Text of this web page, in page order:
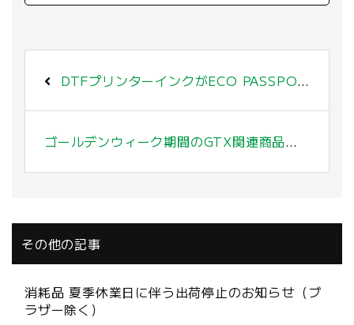
DTFプリンターインクがECO PASSPORT認証を取得しました。
ゴールデンウィーク期間のGTX関連商品発注に関して
その他の記事
消耗品 夏季休業日に伴う出荷停止のお知らせ（ブ
ラザー除く）